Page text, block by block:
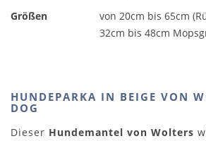
Größen
von 20cm bis 65cm
32cm bis 48cm
HUNDEPARKA IN BEIGE VON
DOG
Dieser Hundemantel von Wolters